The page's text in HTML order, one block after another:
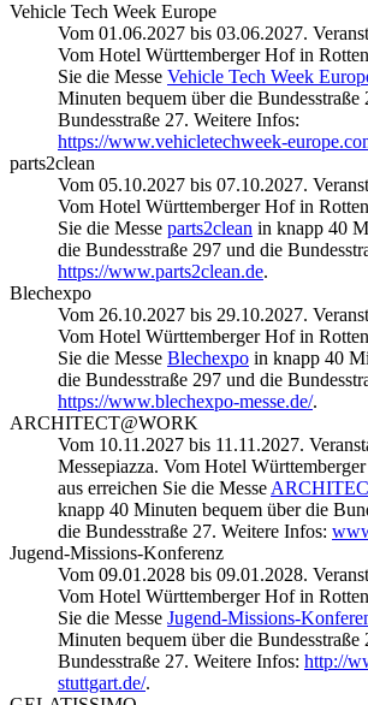
Vehicle Tech Week Europe
Vom 01.06.2027 bis 03.06.2027.
Vom Hotel Württemberger Hof in
Sie die Messe Vehicle Tech Week
Minuten bequem über die Bundesstraße
Bundesstraße 27. Weitere Infos:
https://www.vehicletechweek-
parts2clean
Vom 05.10.2027 bis 07.10.2027.
Vom Hotel Württemberger Hof in
Sie die Messe parts2clean in knapp 40
die Bundesstraße 297 und die
https://www.parts2clean.de.
Blechexpo
Vom 26.10.2027 bis 29.10.2027.
Vom Hotel Württemberger Hof in
Sie die Messe Blechexpo in knapp 40
die Bundesstraße 297 und die
https://www.blechexpo-messe.de/.
ARCHITECT@WORK
Vom 10.11.2027 bis 11.11.2027.
Messepiazza. Vom Hotel
aus erreichen Sie die Messe
knapp 40 Minuten bequem über die
die Bundesstraße 27. Weitere Infos:
Jugend-Missions-Konferenz
Vom 09.01.2028 bis 09.01.2028.
Vom Hotel Württemberger Hof in
Sie die Messe Jugend-Missions-
Minuten bequem über die Bundesstraße
Bundesstraße 27. Weitere Infos: http://
stuttgart.de/.